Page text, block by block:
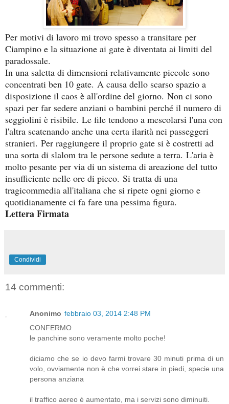
Per motivi di lavoro mi trovo spesso a transitare per
Ciampino e la situazione ai gate è diventata ai limiti del
paradossale.
In una saletta di dimensioni relativamente piccole sono
concentrati ben 10 gate. A causa dello scarso spazio a
disposizione il caos è all'ordine del giorno. Non ci sono
spazi per far sedere anziani o bambini perché il numero di
seggiolini è risibile. Le file tendono a mescolarsi l'una con
l'altra scatenando anche una certa ilarità nei passeggeri
stranieri. Per raggiungere il proprio gate si è costretti ad
una sorta di slalom tra le persone sedute a terra. L'aria è
molto pesante per via di un sistema di areazione del tutto
insufficiente nelle ore di picco. Si tratta di una
tragicommedia all'italiana che si ripete ogni giorno e
quotidianamente ci fa fare una pessima figura.
Lettera Firmata
Condividi
14 commenti:
Anonimo febbraio 03, 2014 2:48 PM
CONFERMO
le panchine sono veramente molto poche!
diciamo che se io devo farmi trovare 30 minuti prima di un
volo, ovviamente non è che vorrei stare in piedi, specie una
persona anziana
il traffico aereo è aumentato, ma i servizi sono diminuiti.